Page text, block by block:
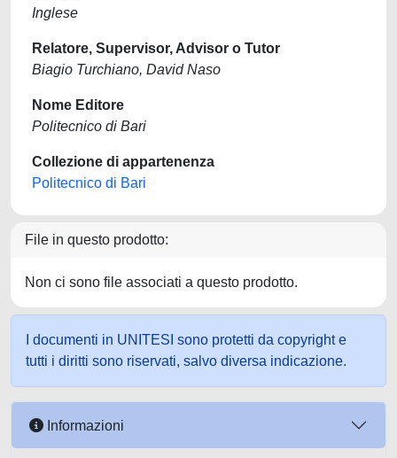
Inglese
Relatore, Supervisor, Advisor o Tutor
Biagio Turchiano, David Naso
Nome Editore
Politecnico di Bari
Collezione di appartenenza
Politecnico di Bari
File in questo prodotto:
Non ci sono file associati a questo prodotto.
I documenti in UNITESI sono protetti da copyright e
tutti i diritti sono riservati, salvo diversa indicazione.
Informazioni